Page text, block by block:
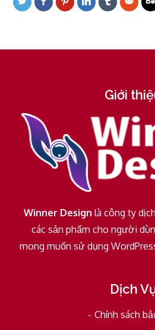
Giới
Winner Design là công ty
các sản phẩm cho người
mong muốn sử dụng
Dịch
Chính sách